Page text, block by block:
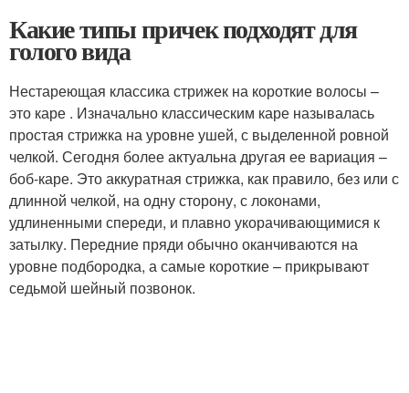
Какие типы причек подходят для
голого вида
Нестареющая классика стрижек на короткие волосы –
это каре . Изначально классическим каре называлась
простая стрижка на уровне ушей, с выделенной ровной
челкой. Сегодня более актуальна другая ее вариация –
боб-каре. Это аккуратная стрижка, как правило, без или с
длинной челкой, на одну сторону, с локонами,
удлиненными спереди, и плавно укорачивающимися к
затылку. Передние пряди обычно оканчиваются на
уровне подбородка, а самые короткие – прикрывают
седьмой шейный позвонок.